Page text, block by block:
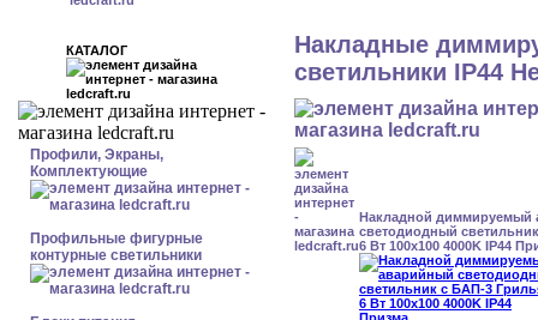
КАТАЛОГ
Профили, Экраны,
Комплектующие
Профильные фигурные
контурные светильники
Накладные
светильники IP44
Накладной диммируемый
светодиодный
6 Вт 100x100 4000K IP44